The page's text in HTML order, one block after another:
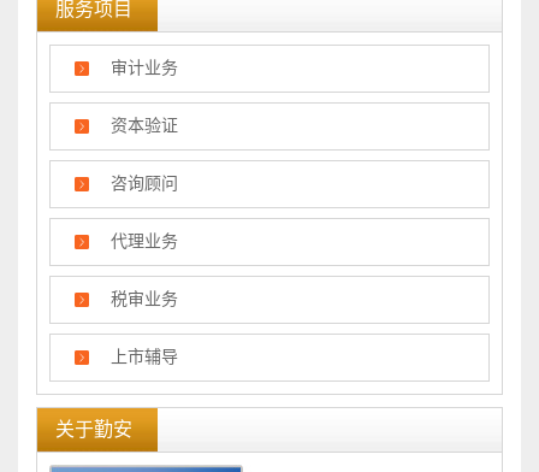
服务项目
审计业务
资本验证
咨询顾问
代理业务
税审业务
上市辅导
关于勤安